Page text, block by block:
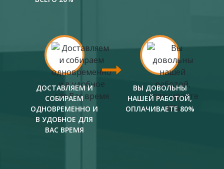
ДОСТАВЛЯЕМ И
СОБИРАЕМ
ОДНОВРЕМЕННО И
В УДОБНОЕ ДЛЯ
ВАС ВРЕМЯ
ВЫ ДОВОЛЬНЫ
НАШЕЙ РАБОТОЙ,
ОПЛАЧИВАЕТЕ 80%